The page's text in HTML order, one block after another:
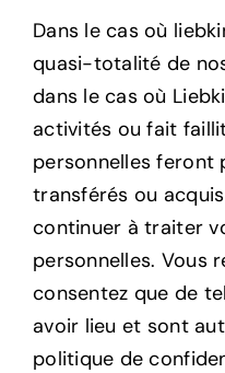
Dans le cas où
quasi-totalité de
dans le cas où
activités ou fait
personnelles feront
transférés ou
continuer à traiter
personnelles. Vous
consentez que de
avoir lieu et sont
politique de